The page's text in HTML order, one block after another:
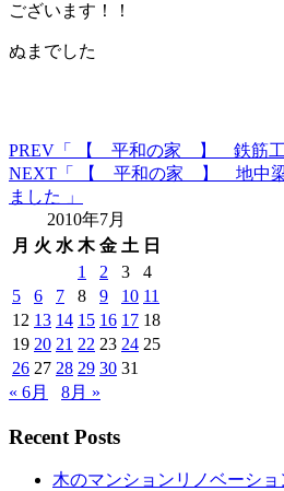
ございます！！
ぬまでした
PREV 「 【 平和の家 】 鉄筋工
NEXT 「 【 平和の家 】 地中梁
ました 」
2010年7月
月 火 水 木 金 土 日
1
2 3
4
5
6 7 8 9 10 11
12 13 14 15 16 17 18
19 20 21 22 23 24 25
26 27 28 29 30 31
« 6月
8月 »
Recent Posts
木のマンションリノベーショ